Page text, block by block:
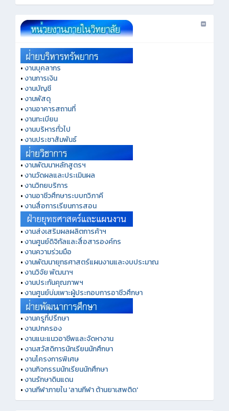
•งานบุคลากร
•งานการเงิน
•งานบัญชี
•งานพัสดุ
•งานอาคารสถานที่
•งานทะเบียน
•งานบริหารทั่วไป
•งานประชาสัมพันธ์
•งานพัฒนาหลักสูตรฯ
•งานวัดผลและประเมินผล
•งานวิทยบริการ
•งานอาชีวศึกษาระบบทวิภาคี
•งานสื่อการเรียนการสอน
•งานส่งเสริมผลผลิตการค้าฯ
•งานศูนย์ดิจิทัลและสื่อสารองค์กร
•งานความร่วมมือ
•งานพัฒนายุทธศาสตร์แผนงานและงบประมาณ
•งานวิจัย พัฒนาฯ
•งานประกันคุณภาพฯ
•งานศูนย์บ่มเพาะผู้ประกอบการอาชีวศึกษา
•งานครูที่ปรึกษา
•งานปกครอง
•งานแนะแนวอาชีพและจัดหางาน
•งานสวัสดิการนักเรียนนักศึกษา
•งานโครงการพิเศษ
•งานกิจกรรมนักเรียนนักศึกษา
•งานรักษาดินแดน
•งานกีฬาภายใน 'ลานกีฬา ต้านยาเสพติด'